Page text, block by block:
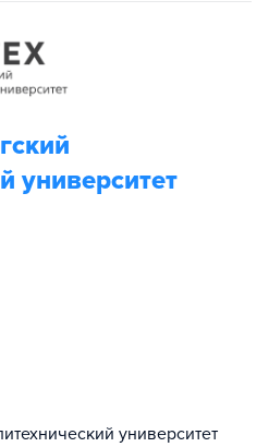
университет
университет